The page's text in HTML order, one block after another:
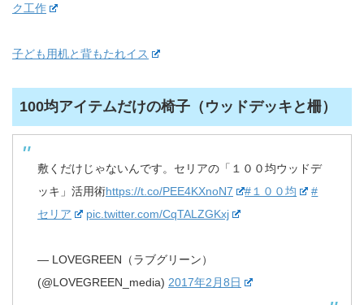
ク工作
子ども用机と背もたれイス
100均アイテムだけの椅子（ウッドデッキと柵）
敷くだけじゃないんです。セリアの「１００均ウッドデ
ッキ」活用術https://t.co/PEE4KXnoN7 #１００均
#
セリア
pic.twitter.com/CqTALZGKxj
— LOVEGREEN（ラブグリーン）
(@LOVEGREEN_media) 2017年2月8日